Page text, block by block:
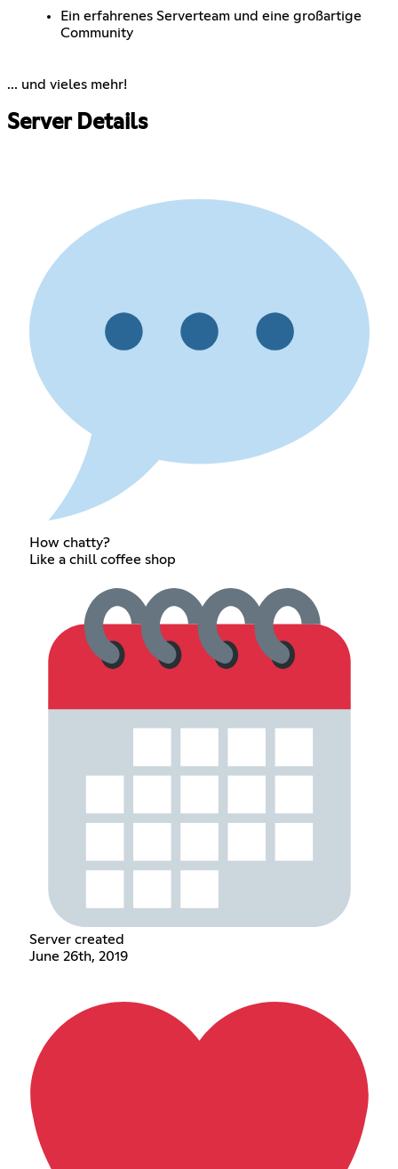
Ein erfahrenes Serverteam und eine großartige
Community
... und vieles mehr!
Server Details
How chatty?
Like a chill coffee shop
Server created
June 26th, 2019